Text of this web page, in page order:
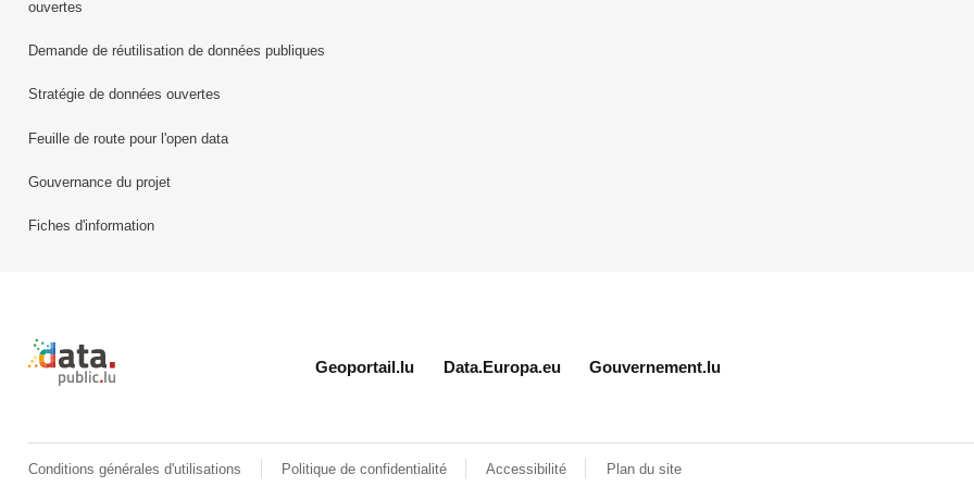
ouvertes
Demande de réutilisation de données publiques
Stratégie de données ouvertes
Feuille de route pour l'open data
Gouvernance du projet
Fiches d'information
Retour à l'accueil de data.public.lu
Geoportail.lu Data.Europa.eu Gouvernement.lu
Conditions générales d'utilisations Politique de confidentialité Accessibilité Plan du site